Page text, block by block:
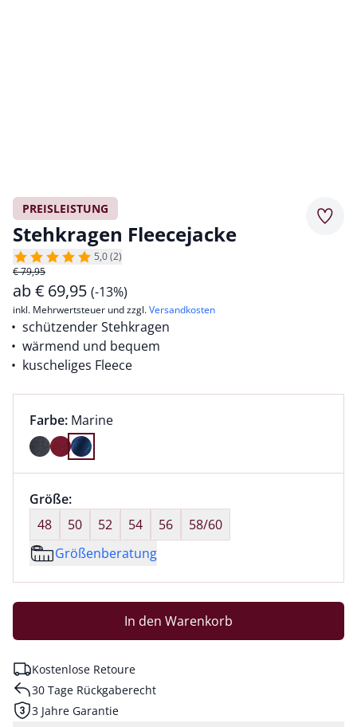
PREISLEISTUNG
Stehkragen Fleecejacke
5,0 (2)
€ 79,95
ab€ 69,95 (-13%)
inkl. Mehrwertsteuer und zzgl.Versandkosten
schützender Stehkragen
wärmend und bequem
kuscheliges Fleece
Farbauswahl:
Farbe: aktuell ausgewählt:
Marine
Farbe Marine ausgewählt
Größenauswahl:
Größe:nichts ausgewählt
48
50 52 54 56
58/60
Größenberatung
In den Warenkorb
Kostenlose Retoure
30 Tage Rückgaberecht
3 Jahre Garantie